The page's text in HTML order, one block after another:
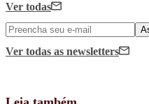
Ver todas
Ver todas as newsletters